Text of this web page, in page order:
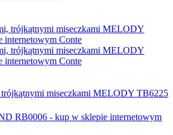
miseczkami MELODY TB6225